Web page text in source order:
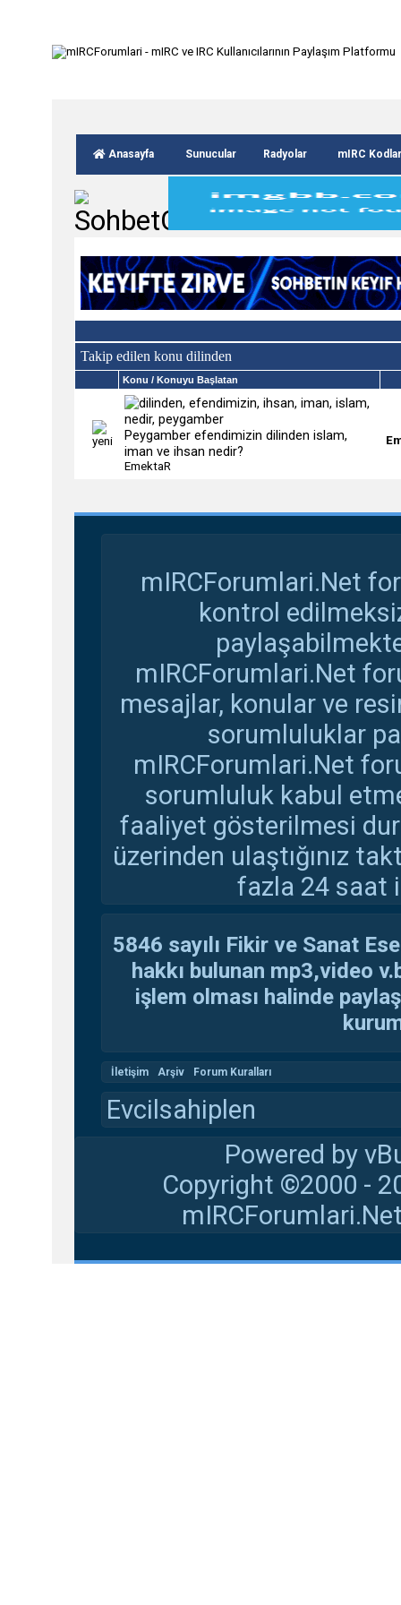
Anasayfa Sunucular Radyolar mIRC Kodlar
Takip edilen konu dilinden
Konu / Konuyu Başlatan
Peygamber efendimizin dilinden islam,
iman ve ihsan nedir?
EmektaR
mIRCForumlari.Net
kontrol
mIRCForumlari.Net
mesajlar, konular ve
sorumluluklar
mIRCForumlari.Net
sorumluluk kabul
faaliyet gösterilmesi
üzerinden ulaştığınız
fazla 24 saat
5846 sayılı Fikir ve Sanat
hakkı bulunan mp3,video
işlem olması halinde
İletişim Arşiv Forum Kuralları
Evcilsahiplen
Powered by
Copyright ©2000 -